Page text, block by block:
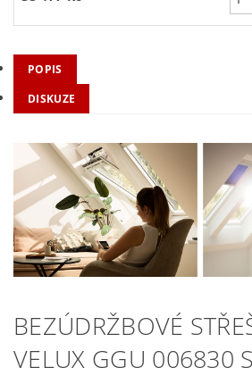
POPIS
DISKUZE
BEZÚDRŽBOVÉ
VELUX GGU 006830